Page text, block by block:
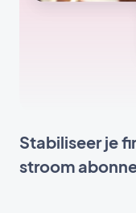
Stabiliseer je
stroom